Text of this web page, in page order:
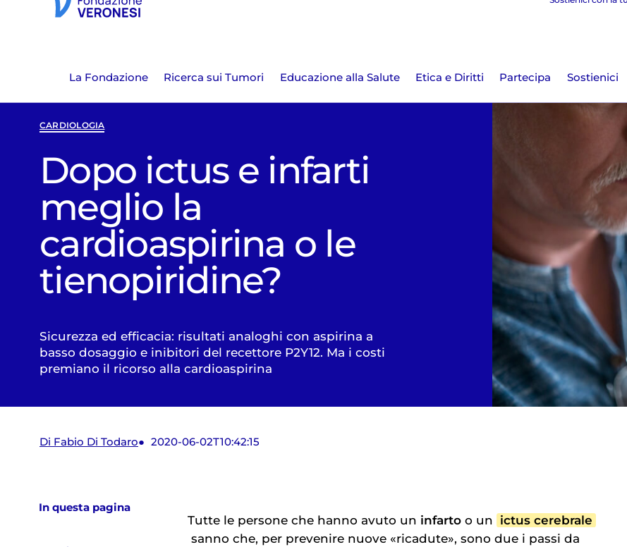
La Fondazione Ricerca sui Tumori Educazione alla Salute Etica e Diritti Partecipa Sostienici
CARDIOLOGIA
Dopo ictus e infarti
meglio la
cardioaspirina o le
tienopiridine?
Sicurezza ed efficacia: risultati analoghi con aspirina a
basso dosaggio e inibitori del recettore P2Y12. Ma i costi
premiano il ricorso alla cardioaspirina
Di Fabio Di Todaro 2020-06-02T10:42:15
In questa pagina
Tutte le persone che hanno avuto un infarto o un ictus cerebrale
sanno che, per prevenire nuove «ricadute», sono due i passi da